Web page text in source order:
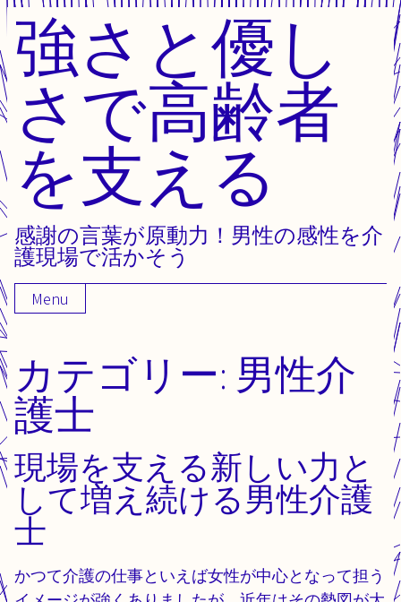
Skip
to
content
強さと優し
さで高齢者
を支える
感謝の言葉が原動力！男性の感性を介
護現場で活かそう
Menu
カテゴリー: 男性介
護士
現場を支える新しい力と
して増え続ける男性介護
士
かつて介護の仕事といえば女性が中心となって担う